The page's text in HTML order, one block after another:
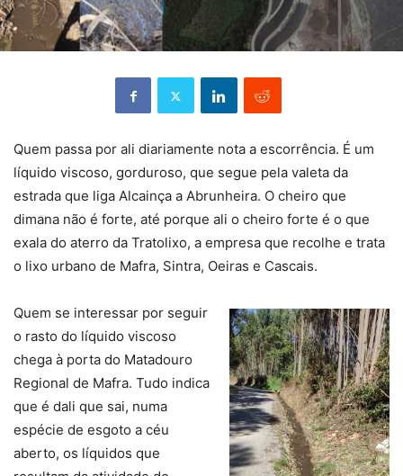
Quem passa por ali diariamente nota a escorrência. É um
líquido viscoso, gorduroso, que segue pela valeta da
estrada que liga Alcainça a Abrunheira. O cheiro que
dimana não é forte, até porque ali o cheiro forte é o que
exala do aterro da Tratolixo, a empresa que recolhe e trata
o lixo urbano de Mafra, Sintra, Oeiras e Cascais.
Quem se interessar por seguir
o rasto do líquido viscoso
chega à porta do Matadouro
Regional de Mafra. Tudo indica
que é dali que sai, numa
espécie de esgoto a céu
aberto, os líquidos que